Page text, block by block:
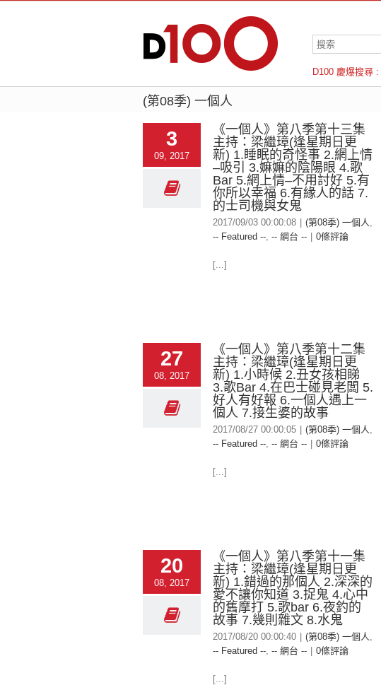
D100 慶爆搜尋 :
羅倫斯
(第08季) 一個人
3
09, 2017
《一個人》第八季第十三集
主持：梁繼璋(逢星期日更
新) 1.睡眠的奇怪事 2.網上情
–吸引 3.嫲嫲的陰陽眼 4.歌
Bar 5.網上情–不用討好 5.有
你所以幸福 6.有緣人的話 7.
的士司機與女鬼
2017/09/03 00:00:08 (第08季) 一個人,
-- Featured --, -- 網台 -- 0條評論
[...]
27
08, 2017
《一個人》第八季第十二集
主持：梁繼璋(逢星期日更
新) 1.小時候 2.丑女孩相睇
3.歌Bar 4.在巴士碰見老闆 5.
好人有好報 6.一個人遇上一
個人 7.接生婆的故事
2017/08/27 00:00:05 (第08季) 一個人,
-- Featured --, -- 網台 -- 0條評論
[...]
20
08, 2017
《一個人》第八季第十一集
主持：梁繼璋(逢星期日更
新) 1.錯過的那個人 2.深深的
愛不讓你知道 3.捉鬼 4.心中
的舊摩打 5.歌bar 6.夜釣的
故事 7.幾則雜文 8.水鬼
2017/08/20 00:00:40 (第08季) 一個人,
-- Featured --, -- 網台 -- 0條評論
[...]